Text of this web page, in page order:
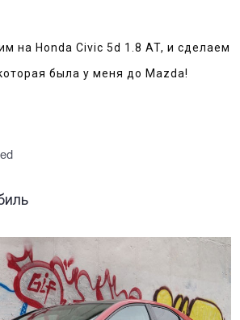
на Honda Civic 5d 1.8 AT, и сделаем
была у меня до Mazda!